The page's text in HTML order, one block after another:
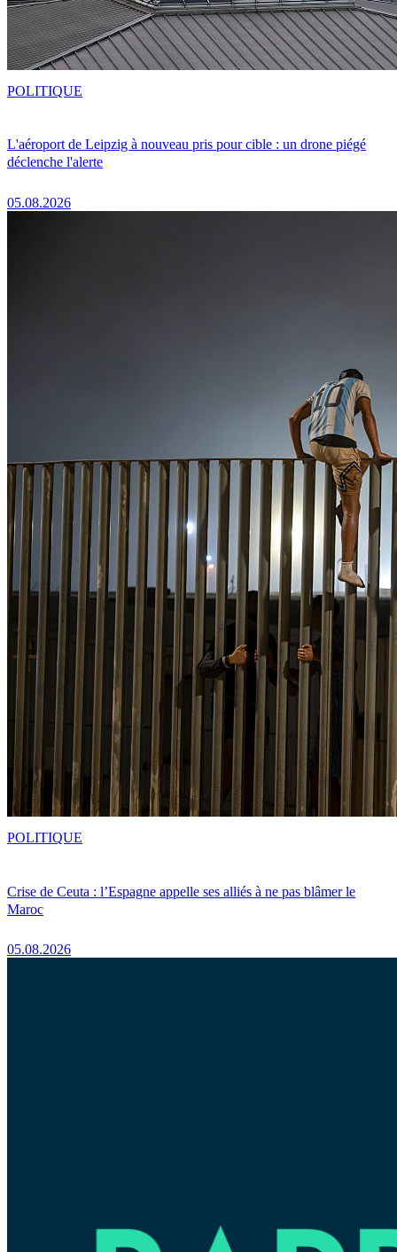
L'aéroport de Leipzig à nouveau pris pour cible : un drone piégé
déclenche l'alerte
05.08.2026
POLITIQUE
Crise de Ceuta : l’Espagne appelle ses alliés à ne pas blâmer le
Maroc
05.08.2026
POLITIQUE